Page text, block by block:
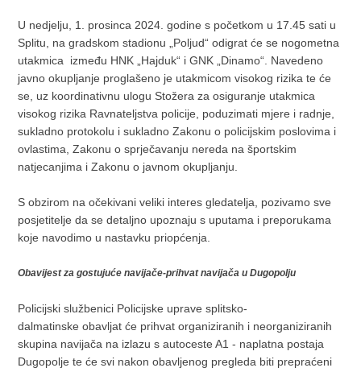
U nedjelju, 1. prosinca 2024. godine s početkom u 17.45 sati u
Splitu, na gradskom stadionu „Poljud“ odigrat će se nogometna
utakmica između HNK „Hajduk“ i GNK „Dinamo“. Navedeno
javno okupljanje proglašeno je utakmicom visokog rizika te će
se, uz koordinativnu ulogu Stožera za osiguranje utakmica
visokog rizika Ravnateljstva policije, poduzimati mjere i radnje,
sukladno protokolu i sukladno Zakonu o policijskim poslovima i
ovlastima, Zakonu o sprječavanju nereda na športskim
natjecanjima i Zakonu o javnom okupljanju.
S obzirom na očekivani veliki interes gledatelja, pozivamo sve
posjetitelje da se detaljno upoznaju s uputama i preporukama
koje navodimo u nastavku priopćenja.
Obavijest za gostujuće navijače-prihvat navijača u Dugopolju
Policijski službenici Policijske uprave splitsko-
dalmatinske obavljat će prihvat organiziranih i neorganiziranih
skupina navijača na izlazu s autoceste A1 - naplatna postaja
Dugopolje te će svi nakon obavljenog pregleda biti prepraćeni